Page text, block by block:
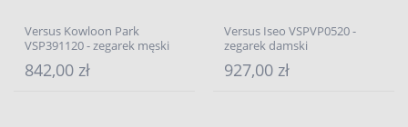
Versus Kowloon Park
VSP391120 - zegarek męski
842,00 zł
Versus Iseo VSPVP0520 -
zegarek damski
927,00 zł